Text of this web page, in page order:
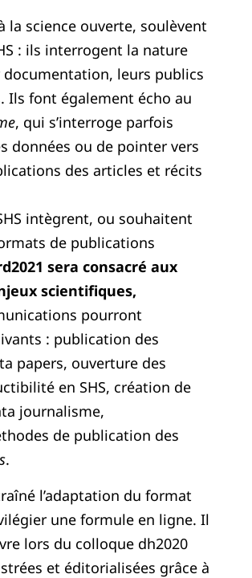
la science ouverte, soulèvent
: ils interrogent la nature
leurs publics
Ils font également écho au
, qui s’interroge parfois
données ou de pointer vers
des articles et récits
intègrent, ou souhaitent
de publications
sera consacré aux
scientifiques,
pourront
: publication des
papers, ouverture des
en SHS, création de
journalisme,
de publication des
.
l’adaptation du format
une formule en ligne. Il
lors du colloque dh2020
et éditorialisées grâce à